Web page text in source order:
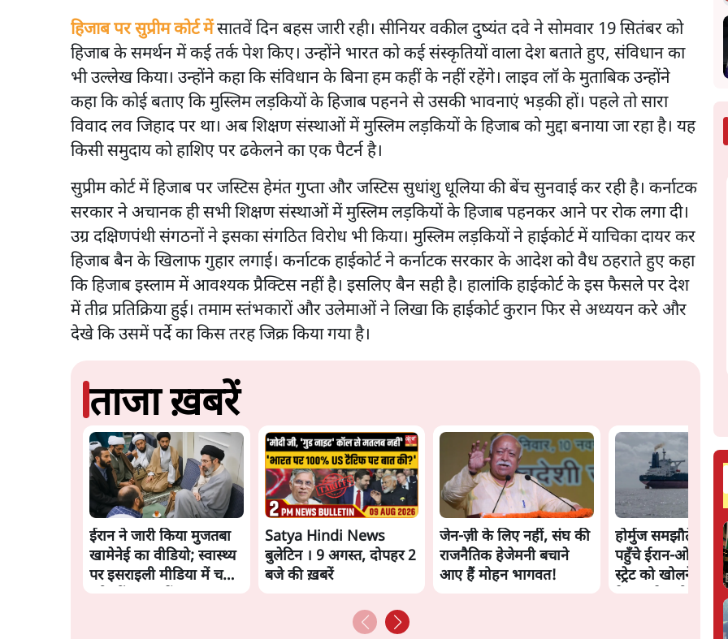
हिजाब पर सुप्रीम कोर्ट मेंसातवें दिन बहस जारी रही। सीनियर वकील दुष्यंत दवे ने सोमवार 19 सितंबर को
हिजाब के समर्थन में कई तर्क पेश किए। उन्होंने भारत को कई संस्कृतियों वाला देश बताते हुए, संविधान का
भी उल्लेख किया। उन्होंने कहा कि संविधान के बिना हम कहीं के नहीं रहेंगे। लाइव लॉ के मुताबिक उन्होंने
कहा कि कोई बताए कि मुस्लिम लड़कियों के हिजाब पहनने से उसकी भावनाएं भड़की हों। पहले तो सारा
विवाद लव जिहाद पर था। अब शिक्षण संस्थाओं में मुस्लिम लड़कियों के हिजाब को मुद्दा बनाया जा रहा है। यह
किसी समुदाय को हाशिए पर ढकेलने का एक पैटर्न है।
सुप्रीम कोर्ट में हिजाब पर जस्टिस हेमंत गुप्ता और जस्टिस सुधांशु धूलिया की बेंच सुनवाई कर रही है। कर्नाटक
सरकार ने अचानक ही सभी शिक्षण संस्थाओं में मुस्लिम लड़कियों के हिजाब पहनकर आने पर रोक लगा दी।
उग्र दक्षिणपंथी संगठनों ने इसका संगठित विरोध भी किया। मुस्लिम लड़कियों ने हाईकोर्ट में याचिका दायर कर
हिजाब बैन के खिलाफ गुहार लगाई। कर्नाटक हाईकोर्ट ने कर्नाटक सरकार के आदेश को वैध ठहराते हुए कहा
कि हिजाब इस्लाम में आवश्यक प्रैक्टिस नहीं है। इसलिए बैन सही है। हालांकि हाईकोर्ट के इस फैसले पर देश
में तीव्र प्रतिक्रिया हुई। तमाम स्तंभकारों और उलेमाओं ने लिखा कि हाईकोर्ट कुरान फिर से अध्ययन करे और
देखे कि उसमें पर्दे का किस तरह जिक्र किया गया है।
ताजा ख़बरें
ईरान ने जारी किया मुजतबा
खामेनेई का वीडियो; स्वास्थ्य
पर इसराइली मीडिया में चल
Satya Hindi News
बुलेटिन । 9 अगस्त, दोपहर 2
बजे की ख़बरें
जेन-ज़ी के लिए नहीं, संघ की
राजनैतिक हेजेमनी बचाने
आए हैं मोहन भागवत!
होर्मुज समझौते के
पहुँचे ईरान-ओमान,
स्ट्रेट को खोलने के
तेहरान ने रखी कड़ी